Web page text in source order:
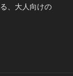
、大人向けの